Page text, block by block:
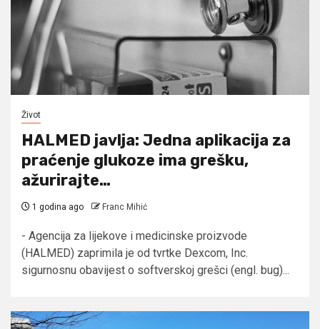
Život
HALMED javlja: Jedna aplikacija za
praćenje glukoze ima grešku,
ažurirajte…
1 godina ago Franc Mihić
- Agencija za lijekove i medicinske proizvode
(HALMED) zaprimila je od tvrtke Dexcom, Inc.
sigurnosnu obavijest o softverskoj grešci (engl. bug)...